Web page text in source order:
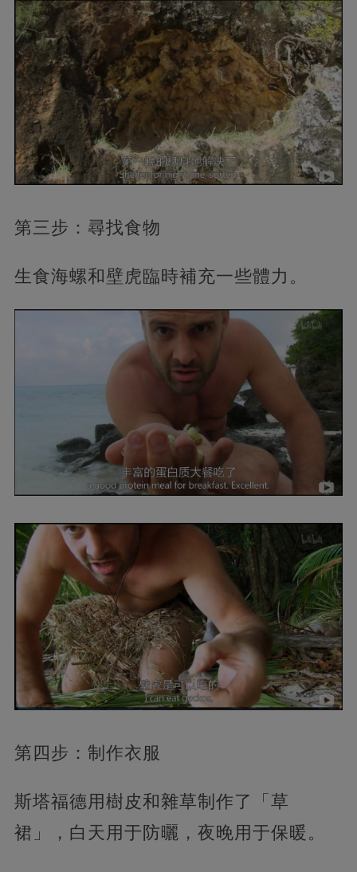
第三步：尋找食物
生食海螺和壁虎臨時補充一些體力。
第四步：制作衣服
斯塔福德用樹皮和雜草制作了「草
裙」，白天用于防曬，夜晚用于保暖。